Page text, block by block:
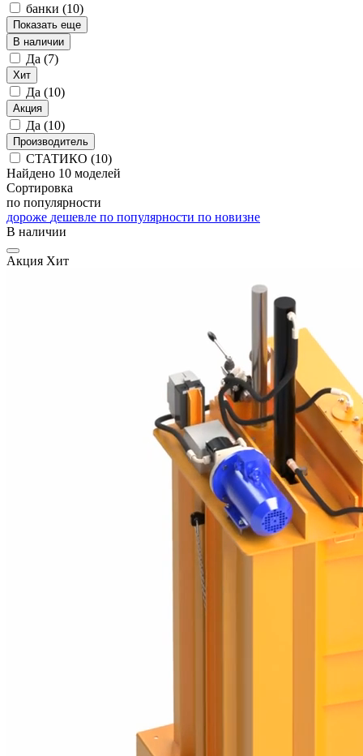
банки (10)
Показать еще
В наличии
Да (7)
Хит
Да (10)
Акция
Да (10)
Производитель
СТАТИКО (10)
Найдено 10 моделей
Сортировка
по популярности
дороже дешевле по популярности по новизне
В наличии
Акция Хит